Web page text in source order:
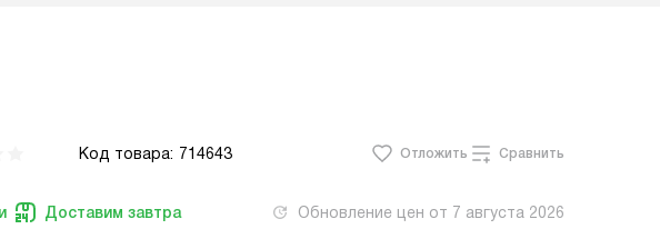
Код товара: 714643 Отложить Сравнить
Доставим завтра Обновление цен от 7 августа 2026